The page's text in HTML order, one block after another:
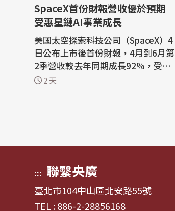
SpaceX首份財報營收優於預期
受惠星鏈AI事業成長
美國太空探索科技公司（SpaceX）4
日公布上市後首份財報，4月到6月第
2季營收較去年同期成長92%，受惠
於「星鏈」衛星網路與人工智慧（A
2 天
::: 聯繫央廣
臺北市104中山區北安路55號
TEL : 886-2-28856168